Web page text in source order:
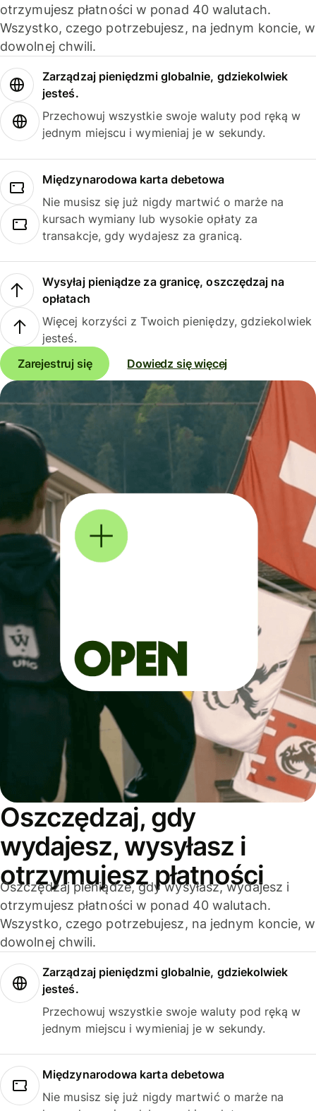
otrzymujesz płatności w ponad 40 walutach.
Wszystko, czego potrzebujesz, na jednym koncie, w
dowolnej chwili.
Zarządzaj pieniędzmi globalnie, gdziekolwiek
jesteś.
Przechowuj wszystkie swoje waluty pod ręką w
jednym miejscu i wymieniaj je w sekundy.
Międzynarodowa karta debetowa
Nie musisz się już nigdy martwić o marże na
kursach wymiany lub wysokie opłaty za
transakcje, gdy wydajesz za granicą.
Wysyłaj pieniądze za granicę, oszczędzaj na
opłatach
Więcej korzyści z Twoich pieniędzy, gdziekolwiek
jesteś.
Zarejestruj się
Dowiedz się więcej
Oszczędzaj, gdy
wydajesz, wysyłasz i
otrzymujesz płatności
Oszczędzaj pieniądze, gdy wysyłasz, wydajesz i
otrzymujesz płatności w ponad 40 walutach.
Wszystko, czego potrzebujesz, na jednym koncie, w
dowolnej chwili.
Zarządzaj pieniędzmi globalnie, gdziekolwiek
jesteś.
Przechowuj wszystkie swoje waluty pod ręką w
jednym miejscu i wymieniaj je w sekundy.
Międzynarodowa karta debetowa
Nie musisz się już nigdy martwić o marże na